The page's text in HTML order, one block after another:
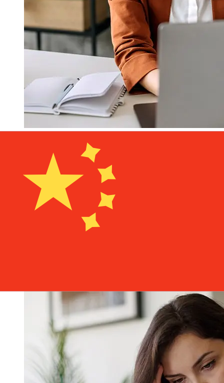
À quelle vitesse un transfert Banco
BPI EUR CNY ?
Les délais de livraison pour les transferts internationaux
avec Banco BPI de Pays membres de l'Euro à Chine
varient selon le mode de paiement et le moment de la
transaction. En général, les virements bancaires
internationaux prennent de 1 à 5 jours ouvrables. Des
facteurs tels que les jours fériés bancaires et les